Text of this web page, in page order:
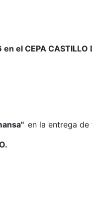
el CEPA CASTILLO
en la entrega